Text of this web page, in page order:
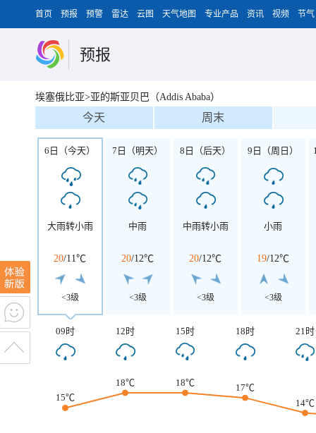
首页 预报 预警 雷达 云图 天气地图 专业产品 资讯 视频 节气
预报
埃塞俄比亚>亚的斯亚贝巴（Addis Ababa）
今天 周末
6日（今天）
大雨转小雨
20/11℃
<3级
7日（明天）
中雨
20/12℃
<3级
8日（后天）
中雨转小雨
20/12℃
<3级
9日（周日）
小雨
19/12℃
<3级
09时 12时 15时 18时 21时
15℃
18℃ 18℃
17℃
14℃